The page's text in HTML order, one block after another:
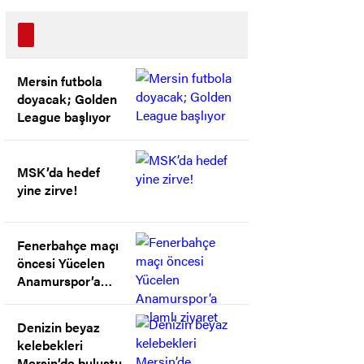
Mersin futbola
doyacak; Golden
League başlıyor
MSK’da hedef
yine zirve!
Fenerbahçe maçı
öncesi Yücelen
Anamurspor’a
Denizin beyaz
kelebekleri